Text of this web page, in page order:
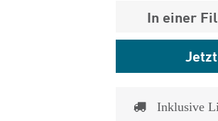
1.825,- €
In einer
Inklusive